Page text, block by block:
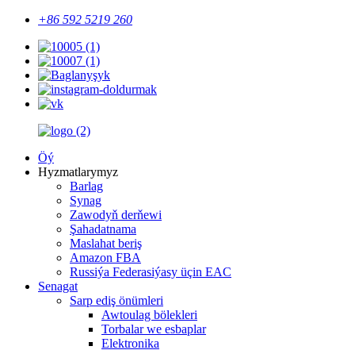
+86 592 5219 260
Öý
Hyzmatlarymyz
Barlag
Synag
Zawodyň derňewi
Şahadatnama
Maslahat beriş
Amazon FBA
Russiýa Federasiýasy üçin EAC
Senagat
Sarp ediş önümleri
Awtoulag bölekleri
Torbalar we esbaplar
Elektronika